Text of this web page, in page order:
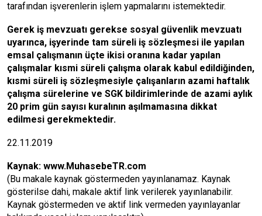
tarafından işverenlerin işlem yapmalarını istemektedir.
Gerek iş mevzuatı gerekse sosyal güvenlik mevzuatı
uyarınca, işyerinde tam süreli iş sözleşmesi ile yapılan
emsal çalışmanın üçte ikisi oranına kadar yapılan
çalışmalar kısmi süreli çalışma olarak kabul edildiğinden,
kısmi süreli iş sözleşmesiyle çalışanların azami haftalık
çalışma sürelerine ve SGK bildirimlerinde de azami aylık
20 prim gün sayısı kuralının aşılmamasına dikkat
edilmesi gerekmektedir.
22.11.2019
Kaynak: www.MuhasebeTR.com
(Bu makale kaynak göstermeden yayınlanamaz. Kaynak
gösterilse dahi, makale aktif link verilerek yayınlanabilir.
Kaynak göstermeden ve aktif link vermeden yayınlayanlar